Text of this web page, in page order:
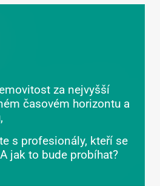
za nejvyšší
časovém horizontu a
s profesionály, kteří se
jak to bude probíhat?